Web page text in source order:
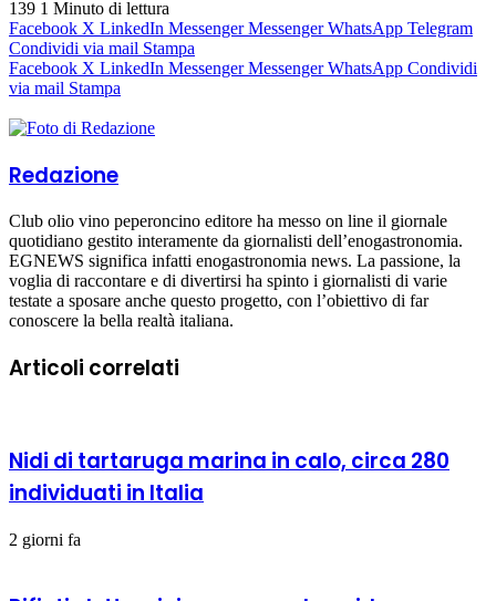
139 1 Minuto di lettura
Facebook X LinkedIn Messenger Messenger WhatsApp Telegram
Condividi via mail Stampa
Facebook X LinkedIn Messenger Messenger WhatsApp Condividi
via mail Stampa
Redazione
Club olio vino peperoncino editore ha messo on line il giornale
quotidiano gestito interamente da giornalisti dell’enogastronomia.
EGNEWS significa infatti enogastronomia news. La passione, la
voglia di raccontare e di divertirsi ha spinto i giornalisti di varie
testate a sposare anche questo progetto, con l’obiettivo di far
conoscere la bella realtà italiana.
Articoli correlati
Nidi di tartaruga marina in calo, circa 280
individuati in Italia
2 giorni fa